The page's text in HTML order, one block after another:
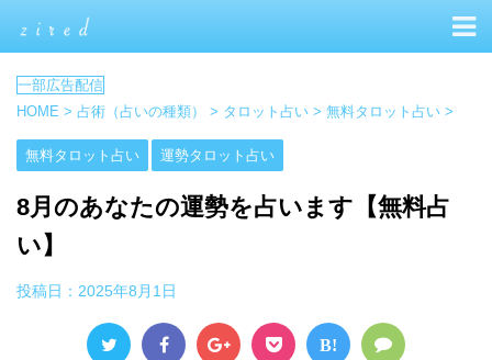
HOME > 占術（占いの種類） > タロット占い > 無料タロット占い >
無料タロット占い 運勢タロット占い
8月のあなたの運勢を占います【無料占
い】
投稿日： 2025年8月1日
B!